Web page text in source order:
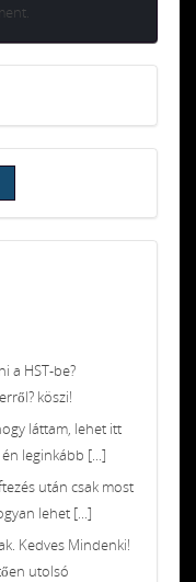
a HST-be?
köszi!
láttam, lehet itt
leginkább [...]
után csak most
lehet [...]
Kedves Mindenki!
utolsó